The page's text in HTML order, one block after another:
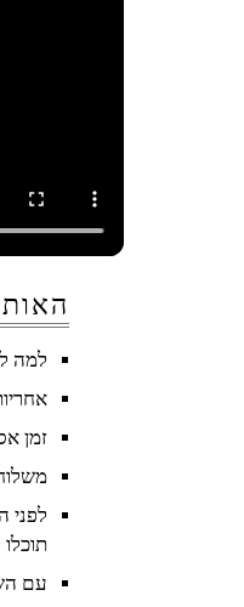
למה
אחריות
זמן אספקה - עד 15-
לפני
עם